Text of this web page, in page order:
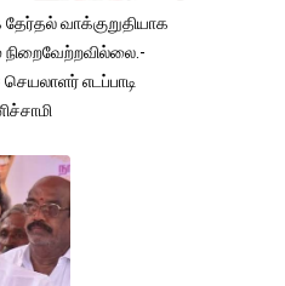
வாக்குறுதியாக
எடப்பாடி